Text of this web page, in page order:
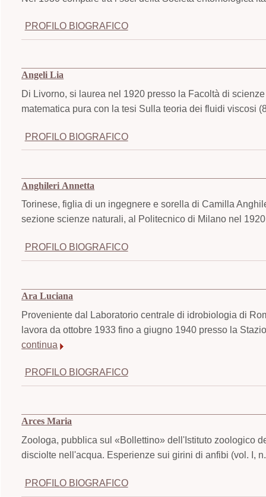
PROFILO BIOGRAFICO
Angeli Lia
Di Livorno, si laurea nel 1920 presso la Facoltà di
matematica pura con la tesi Sulla teoria dei fluidi viscosi
PROFILO BIOGRAFICO
Anghileri Annetta
Torinese, figlia di un ingegnere e sorella di Camilla
sezione scienze naturali, al Politecnico di Milano nel
PROFILO BIOGRAFICO
Ara Luciana
Proveniente dal Laboratorio centrale di idrobiologia di
lavora da ottobre 1933 fino a giugno 1940 presso la
continua
PROFILO BIOGRAFICO
Arces Maria
Zoologa, pubblica sul «Bollettino» dell'Istituto zoologico
disciolte nell'acqua. Esperienze sui girini di anfibi (vol. I,
PROFILO BIOGRAFICO